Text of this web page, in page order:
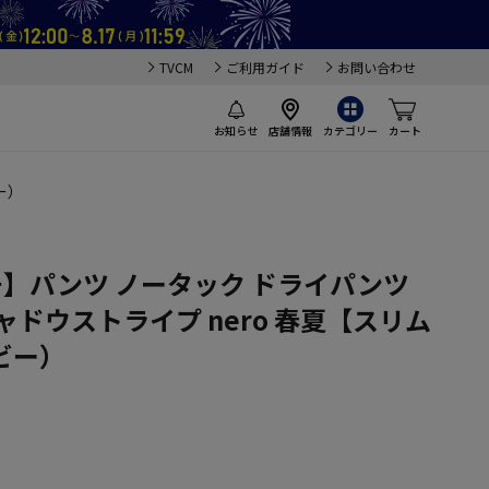
TVCM ご利用ガイド お問い合わせ
お知らせ 店舗情報 カテゴリー カート
パンツ ノータック ドライパンツ
ドウストライプ nero 春夏【スリム
）